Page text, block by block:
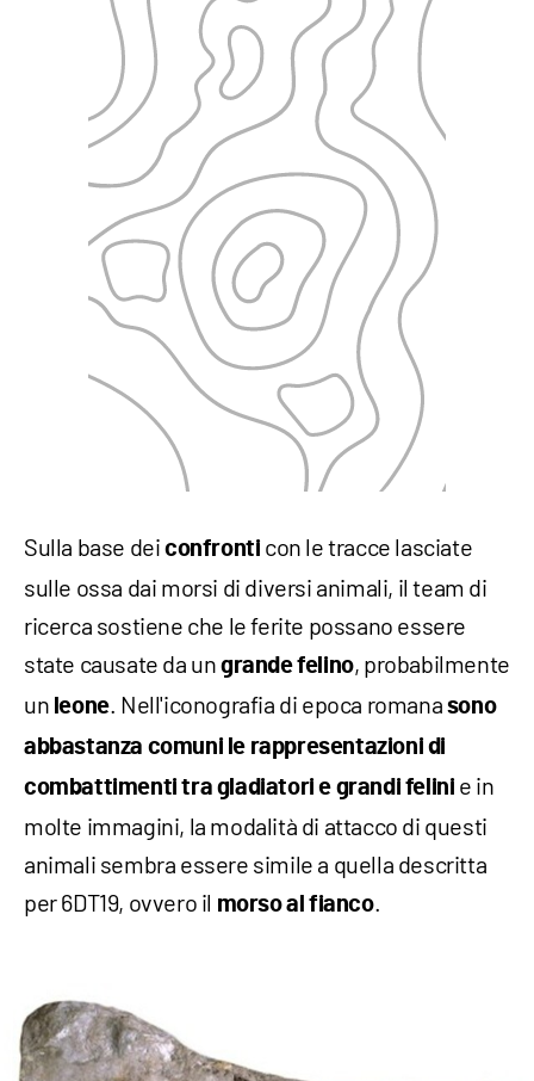
Sulla base dei confronti con le tracce lasciate
sulle ossa dai morsi di diversi animali, il team di
ricerca sostiene che le ferite possano essere
state causate da ungrande felino, probabilmente
un leone. Nell'iconografia di epoca romana sono
abbastanza comuni le rappresentazioni di
combattimenti tra gladiatori e grandi felini e in
molte immagini, la modalità di attacco di questi
animali sembra essere simile a quella descritta
per 6DT19, ovvero il morso al fianco.